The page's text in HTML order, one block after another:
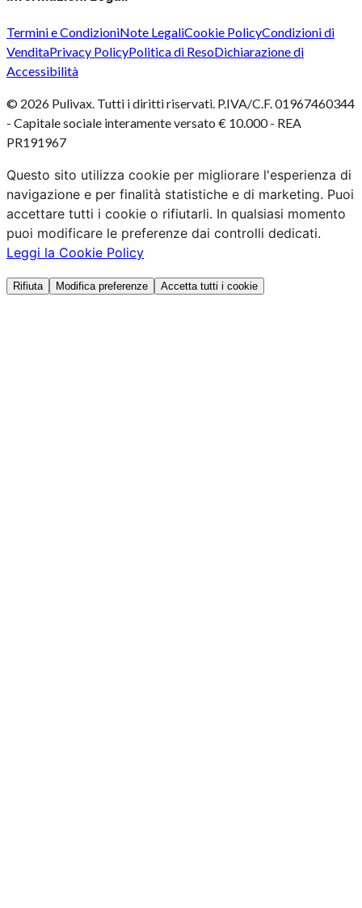
Termini e CondizioniNote LegaliCookie PolicyCondizioni di
VenditaPrivacy PolicyPolitica di ResoDichiarazione di
Accessibilità
© 2026 Pulivax. Tutti i diritti riservati. P.IVA/C.F. 01967460344
- Capitale sociale interamente versato € 10.000 - REA
PR191967
Questo sito utilizza cookie per migliorare l'esperienza di
navigazione e per finalità statistiche e di marketing. Puoi
accettare tutti i cookie o rifiutarli. In qualsiasi momento
puoi modificare le preferenze dai controlli dedicati.
Leggi la Cookie Policy
Rifiuta Modifica preferenze Accetta tutti i cookie